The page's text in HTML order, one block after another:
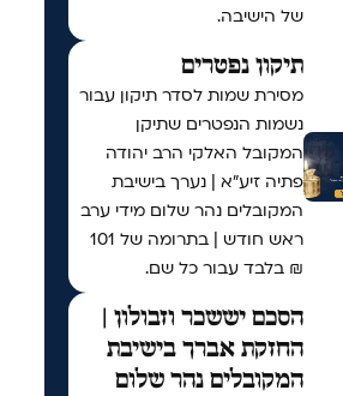
של הישיבה.
תיקון נפטרים
מסירת שמות לסדר תיקון עבור
נשמות הנפטרים שתיקן
המקובל האלקי הרב יהודה
פתיה זיע"א | נערך בישיבת
המקובלים נהר שלום מידי ערב
ראש חודש | בתרומה של 101
₪ בלבד עבור כל שם.
הסכם יששכר וזבולון |
החזקת אברך בישיבת
המקובלים נהר שלום